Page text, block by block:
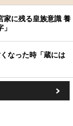
家に残る皇族意識 養
なった時「蔵には